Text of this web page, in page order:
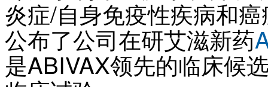
炎症/自身免疫性疾病和
公布了公司在研艾滋新药
是ABIVAX领先的临床候